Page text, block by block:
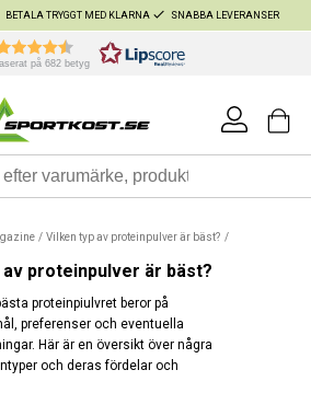
BETALA TRYGGT MED KLARNA SNABBA LEVERANSER
på 682 betyg
Vilken typ av proteinpulver är bäst?
av proteinpulver är bäst?
proteinpiulvret beror på
preferenser och eventuella
Här är en översikt över några
och deras fördelar och